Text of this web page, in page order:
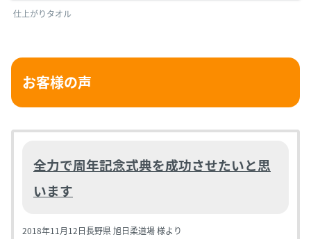
仕上がりタオル
お客様の声
全力で周年記念式典を成功させたいと思
います
2018年11月12日長野県 旭日柔道場 様より